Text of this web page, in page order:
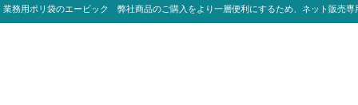
業務用ポリ袋のエービック 弊社商品のご購入をより一層便利にするため、ネット販売